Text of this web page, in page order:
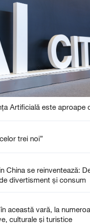
Artificială este aproape
trei noi”
China se reinventează:
divertisment și consum
această vară, la
culturale și turistice